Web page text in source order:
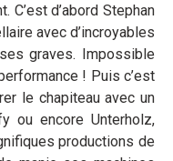
d’abord Stephan
avec d’incroyables
graves. Impossible
! Puis c’est
le chapiteau avec un
ou encore Unterholz,
productions de